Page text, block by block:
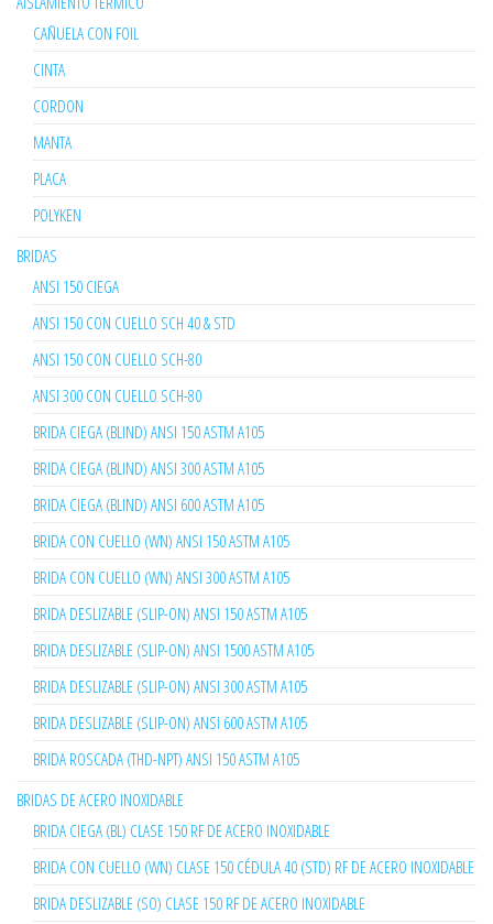
CAÑUELA CON FOIL
CINTA
CORDON
MANTA
PLACA
POLYKEN
BRIDAS
ANSI 150 CIEGA
ANSI 150 CON CUELLO SCH 40 & STD
ANSI 150 CON CUELLO SCH-80
ANSI 300 CON CUELLO SCH-80
BRIDA CIEGA (BLIND) ANSI 150 ASTM A105
BRIDA CIEGA (BLIND) ANSI 300 ASTM A105
BRIDA CIEGA (BLIND) ANSI 600 ASTM A105
BRIDA CON CUELLO (WN) ANSI 150 ASTM A105
BRIDA CON CUELLO (WN) ANSI 300 ASTM A105
BRIDA DESLIZABLE (SLIP-ON) ANSI 150 ASTM A105
BRIDA DESLIZABLE (SLIP-ON) ANSI 1500 ASTM A105
BRIDA DESLIZABLE (SLIP-ON) ANSI 300 ASTM A105
BRIDA DESLIZABLE (SLIP-ON) ANSI 600 ASTM A105
BRIDA ROSCADA (THD-NPT) ANSI 150 ASTM A105
BRIDAS DE ACERO INOXIDABLE
BRIDA CIEGA (BL) CLASE 150 RF DE ACERO INOXIDABLE
BRIDA CON CUELLO (WN) CLASE 150 CÉDULA 40 (STD) RF DE ACERO INOXIDABLE
BRIDA DESLIZABLE (SO) CLASE 150 RF DE ACERO INOXIDABLE